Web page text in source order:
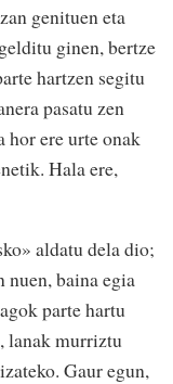
genituen eta
ginen, bertze
hartzen segitu
pasatu zen
hor ere urte onak
Hala ere,
aldatu dela dio;
baina egia
parte hartu
lanak murriztu
Gaur egun,